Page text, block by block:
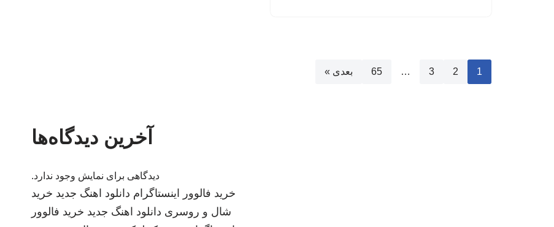
1
2
3
…
65 بعدی »
آخرین دیدگاه‌ها
دیدگاهی برای نمایش وجود ندارد.
خرید فالوور اینستاگرام دانلود اهنگ جدید خرید
شال و روسری دانلود اهنگ جدید خرید فالوور